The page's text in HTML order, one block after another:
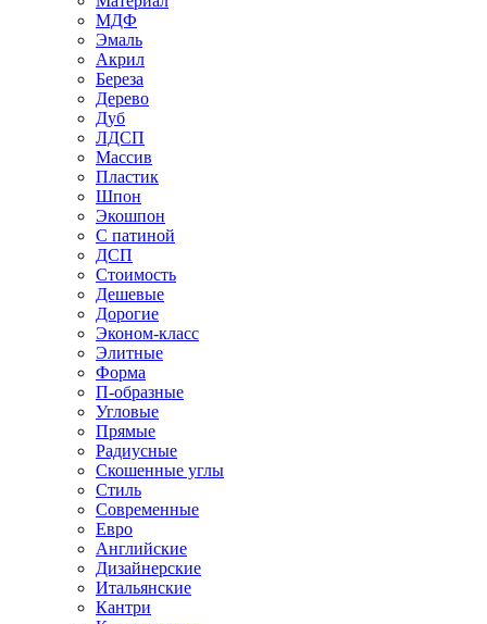
МДФ
Эмаль
Акрил
Береза
Дерево
Дуб
ЛДСП
Массив
Пластик
Шпон
Экошпон
С патиной
ДСП
Стоимость
Дешевые
Дорогие
Эконом-класс
Элитные
Форма
П-образные
Угловые
Прямые
Радиусные
Скошенные углы
Стиль
Современные
Евро
Английские
Дизайнерские
Итальянские
Кантри